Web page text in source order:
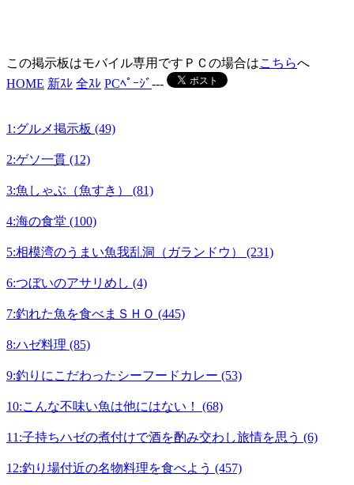
この掲示板はモバイル専用ですＰＣの場合はこちらへ
HOME 新ｽﾚ 全ｽﾚ PCﾍﾟｰｼﾞ---
1:グルメ掲示板 (49)
2:ゲソ一貫 (12)
3:魚しゃぶ（魚すき） (81)
4:海の食堂 (100)
5:相模湾のうまい魚我乱洞（ガランドウ） (231)
6:つぼいのアサリめし (4)
7:釣れた魚を食べまＳＨＯ (445)
8:ハゼ料理 (85)
9:釣りにこだわったシーフードカレー (53)
10:こんな不味い魚は他にはない！ (68)
11:子持ちハゼの煮付けで酒を酌み交わし旅情を思う (6)
12:釣り場付近の名物料理を食べよう (457)